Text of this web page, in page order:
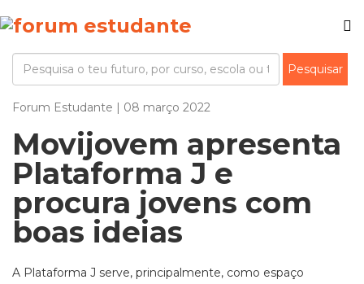
Forum Estudante | 08 março 2022
Movijovem apresenta
Plataforma J e
procura jovens com
boas ideias
A Plataforma J serve, principalmente, como espaço